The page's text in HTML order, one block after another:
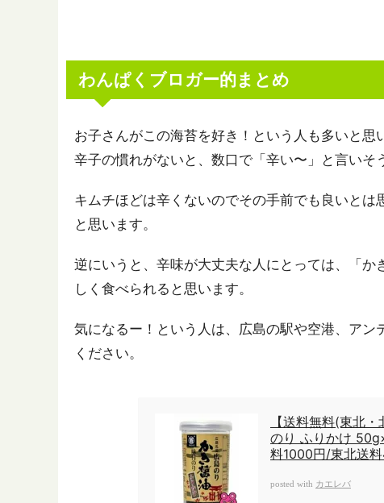
わんぱくブロガー的まとめ
お子さんがこの海苔を好き！という人も多いと
辛子の慣れがないと、数口で「辛い〜」と言いそ
キムチほどは辛くないのでその手前でも良いと
と思います。
逆にいうと、辛味が大丈夫な人にとっては、「
しく食べられると思います。
気になるー！という人は、広島の駅や空港、ア
ください。
【送料無料(東北
のり ふりかけ
料1000円/東北送料
posted with カエレバ